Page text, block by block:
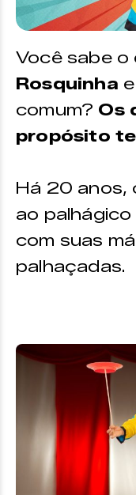
Você sabe o
Rosquinha
comum? Os
propósito
Há 20 anos,
ao
com suas
palhaçadas.